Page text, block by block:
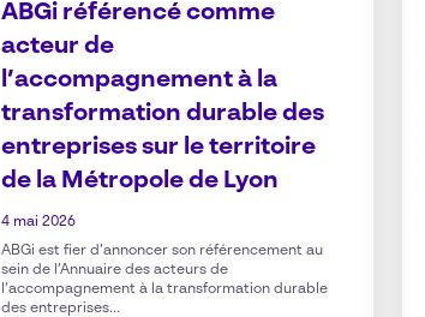
ABGi référencé comme
acteur de
l’accompagnement à la
transformation durable des
entreprises sur le territoire
de la Métropole de Lyon
4 mai 2026
ABGi est fier d’annoncer son référencement au
sein de l’Annuaire des acteurs de
l’accompagnement à la transformation durable
des entreprises...